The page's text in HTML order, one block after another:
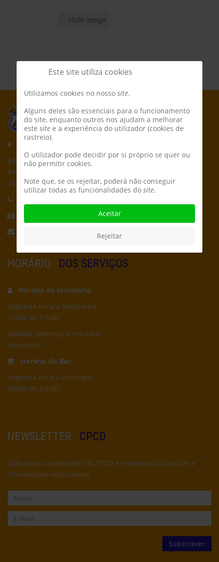
Edifício CPCD
Av. Póvoa de Dom Martinho
2625-235 Póvoa de Santa Iria
secretaria@cpcd.pt
HORÁRIO DOS SERVIÇOS
Horário da secretaria:
Segunda-feira a Sexta-feira:
13h30 às 21h00
Sábado, Domingo e Feriados:
Encerrado
Horário do Bar:
Segunda-feira a Domingo:
08h00 às 23h00
NEWSLETTER CPCD
Subscreva a newsletter do CPCD e receba actualizações e
informações importantes
Este site utiliza cookies
Utilizamos cookies no nosso site.
Alguns deles são essenciais para o funcionamento
do site, enquanto outros nos ajudam a melhorar
este site e a experiência do utilizador (cookies de
rastreio).
O utilizador pode decidir por si próprio se quer ou
não permitir cookies.
Note que, se os rejeitar, poderá não conseguir
utilizar todas as funcionalidades do site.
Aceitar
Rejeitar